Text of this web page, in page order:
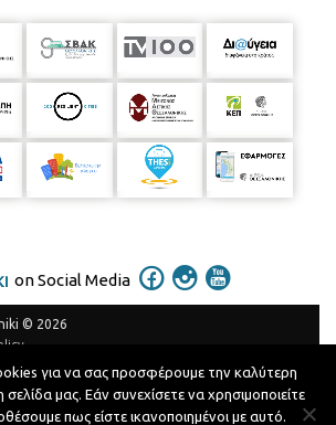
on Social Media
© 2026
Projects
για να σας προσφέρουμε την καλύτερη
σελίδα μας. Εάν συνεχίσετε να χρησιμοποιείτε
πως είστε ικανοποιημένοι με αυτό.